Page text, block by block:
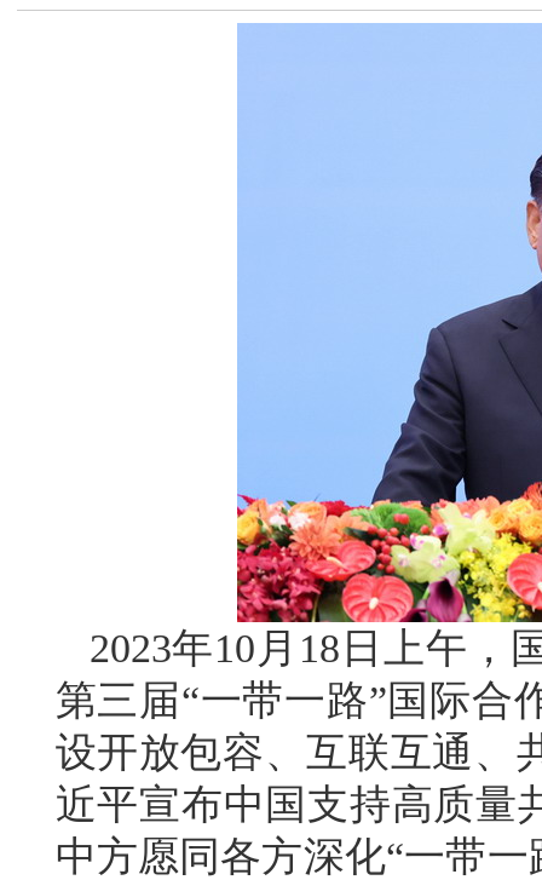
2023年10月18日上午，
第三届“一带一路”国际合
设开放包容、互联互通、
近平宣布中国支持高质量
中方愿同各方深化“一带